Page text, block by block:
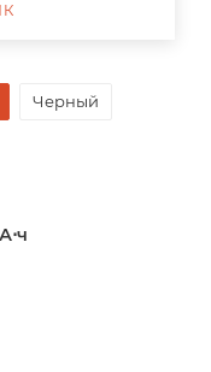
Черный